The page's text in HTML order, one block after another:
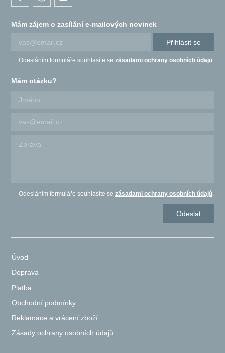
Mám zájem o zasílání e-mailových novinek
Přihlásit se
Odesláním formuláře souhlasíte se zásadami ochrany osobních údajů.
Mám otázku?
Odesláním formuláře souhlasíte se zásadami ochrany osobních údajů.
Úvod
Doprava
Platba
Obchodní podmínky
Reklamace a vrácení zboží
Zásady ochrany osobních údajů